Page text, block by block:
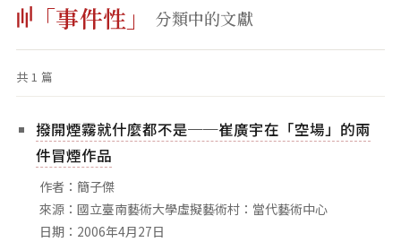
字:
藝術家
創作類型
專題
索引
關鍵字
標籤雲
相關網站
「事件性」 分類中的文獻
共 1 篇
撥開煙霧就什麼都不是──崔廣宇在「空場」的兩
件冒煙作品
作者：簡子傑
來源：國立臺南藝術大學虛擬藝術村：當代藝術中心
日期：2006年4月27日